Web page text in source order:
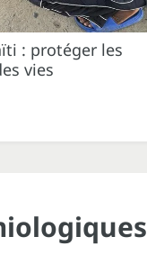
: protéger les
vies